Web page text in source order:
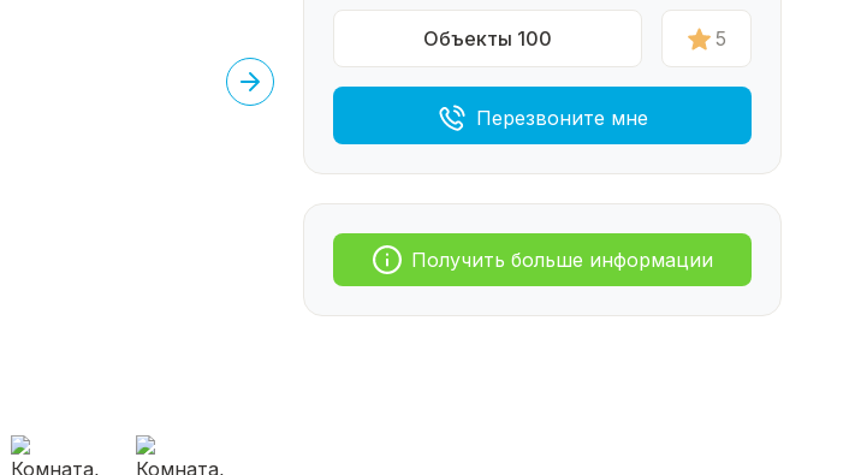
Объекты 100 5
Перезвоните мне
Получить больше информации